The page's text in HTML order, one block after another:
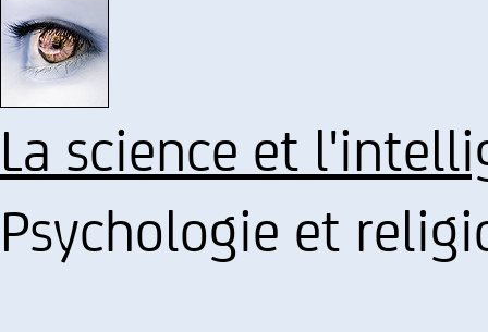
La science et
Psychologie et